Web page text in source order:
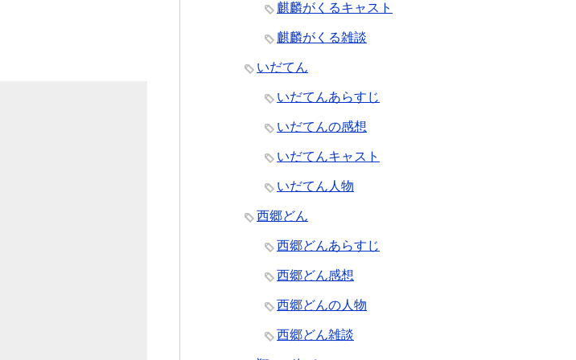
麒麟がくるキャスト
麒麟がくる雑談
いだてん
いだてんあらすじ
いだてんの感想
いだてんキャスト
いだてん人物
西郷どん
西郷どんあらすじ
西郷どん感想
西郷どんの人物
西郷どん雑談